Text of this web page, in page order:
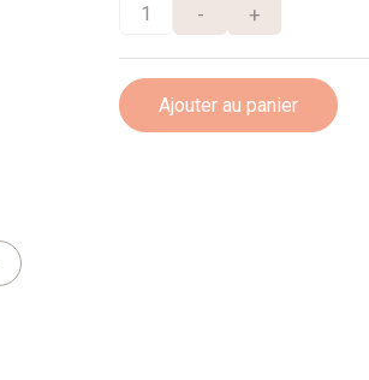
- +
Ajouter au panier